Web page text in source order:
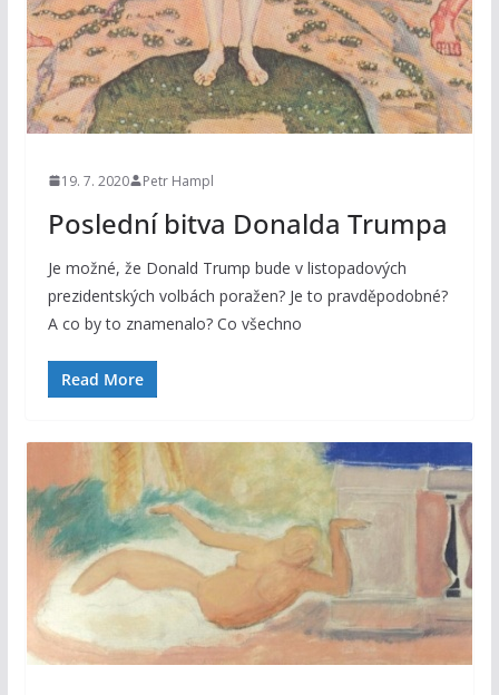
19. 7. 2020 Petr Hampl
Poslední bitva Donalda Trumpa
Je možné, že Donald Trump bude v listopadových
prezidentských volbách poražen? Je to pravděpodobné?
A co by to znamenalo? Co všechno
Read More